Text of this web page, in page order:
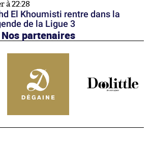
à 22:28
El Khoumisti rentre dans la
de la Ligue 3
Nos partenaires